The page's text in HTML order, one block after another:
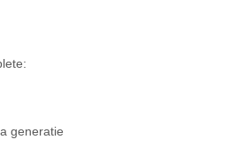
generatie